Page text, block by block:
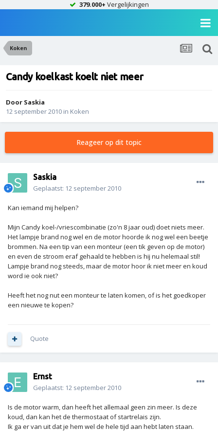
379.000+ Vergelijkingen
Koken
Candy koelkast koelt niet meer
Door Saskia
12 september 2010 in Koken
Reageer op dit topic
Saskia
Geplaatst: 12 september 2010
Kan iemand mij helpen?
Mijn Candy koel-/vriescombinatie (zo'n 8 jaar oud) doet niets meer.
Het lampje brand nog wel en de motor hoorde ik nog wel een beetje
brommen. Na een tip van een monteur (een tik geven op de motor)
en even de stroom eraf gehaald te hebben is hij nu helemaal stil!
Lampje brand nog steeds, maar de motor hoor ik niet meer en koud
word ie ook niet?
Heeft het nog nut een monteur te laten komen, of is het goedkoper
een nieuwe te kopen?
Quote
Ernst
Geplaatst: 12 september 2010
Is de motor warm, dan heeft het allemaal geen zin meer. Is deze
koud, dan kan het de thermostaat of startrelais zijn.
Ik ga er van uit dat je hem wel de hele tijd aan hebt laten staan.